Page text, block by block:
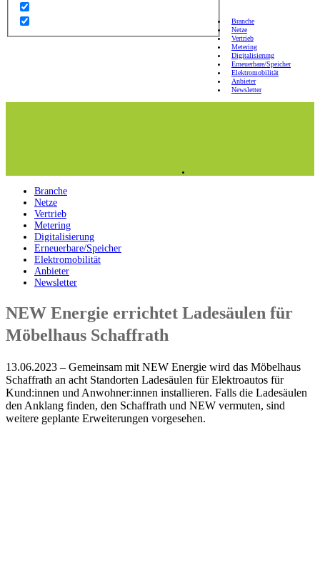
Branche
Netze
Vertrieb
Metering
Digitalisierung
Erneuerbare/Speicher
Elektromobilität
Anbieter
Newsletter
Branche
Netze
Vertrieb
Metering
Digitalisierung
Erneuerbare/Speicher
Elektromobilität
Anbieter
Newsletter
NEW Energie errichtet Ladesäulen für
Möbelhaus Schaffrath
13.06.2023 – Gemeinsam mit NEW Energie wird das Möbelhaus
Schaffrath an acht Standorten Ladesäulen für Elektroautos für
Kund:innen und Anwohner:innen installieren. Falls die Ladesäulen
den Anklang finden, den Schaffrath und NEW vermuten, sind
weitere geplante Erweiterungen vorgesehen.